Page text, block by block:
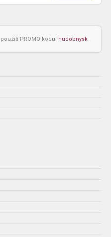
PROMO kódu: hudobnysk